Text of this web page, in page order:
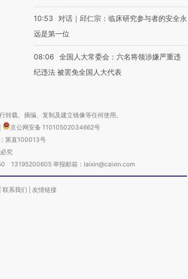
10:53
对话｜邱仁宗：临床研究参与者的安全永
远是第一位
08:06
全国人大常委会：六名将领涉嫌严重违
纪违法 被罢免全国人大代表
载、摘编、复制及建立镜像等任何使用。
京公网安备 11010502034662号
第直100013号
究
13195200605 举报邮箱：laixin@caixin.com
联系我们 友情链接